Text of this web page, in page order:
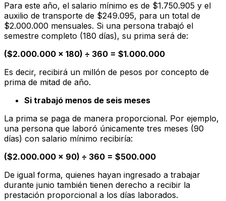
Para este año, el salario mínimo es de $1.750.905 y el
auxilio de transporte de $249.095, para un total de
$2.000.000 mensuales. Si una persona trabajó el
semestre completo (180 días), su prima será de:
($2.000.000 × 180) ÷ 360 = $1.000.000
Es decir, recibirá un millón de pesos por concepto de
prima de mitad de año.
Si trabajó menos de seis meses
La prima se paga de manera proporcional. Por ejemplo,
una persona que laboró únicamente tres meses (90
días) con salario mínimo recibiría:
($2.000.000 × 90) ÷ 360 = $500.000
De igual forma, quienes hayan ingresado a trabajar
durante junio también tienen derecho a recibir la
prestación proporcional a los días laborados.